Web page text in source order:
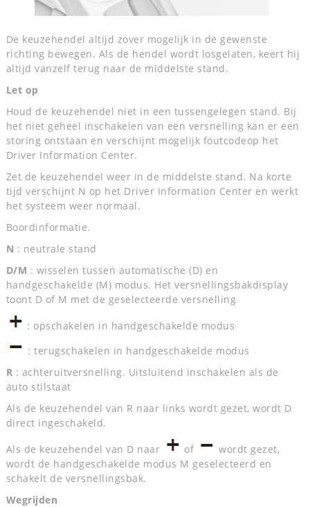
De keuzehendel altijd zover mogelijk in de gewenste
richting bewegen. Als de hendel wordt losgelaten, keert hij
altijd vanzelf terug naar de middelste stand.
Let op
Houd de keuzehendel niet in een tussengelegen stand. Bij
het niet geheel inschakelen van een versnelling kan er een
storing ontstaan en verschijnt mogelijk foutcodeop het
Driver Information Center.
Zet de keuzehendel weer in de middelste stand. Na korte
tijd verschijnt N op het Driver Information Center en werkt
het systeem weer normaal.
Boordinformatie.
N : neutrale stand
D/M : wisselen tussen automatische (D) en
handgeschakelde (M) modus. Het versnellingsbakdisplay
toont D of M met de geselecteerde versnelling
: opschakelen in handgeschakelde modus
: terugschakelen in handgeschakelde modus
R : achteruitversnelling. Uitsluitend inschakelen als de
auto stilstaat
Als de keuzehendel van R naar links wordt gezet, wordt D
direct ingeschakeld.
Als de keuzehendel van D naar
of
wordt gezet,
wordt de handgeschakelde modus M geselecteerd en
schakelt de versnellingsbak.
Wegrijden